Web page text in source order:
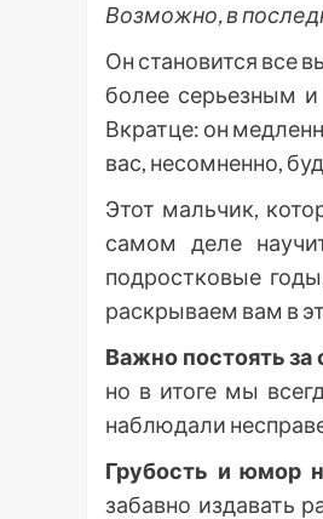
Возможно, в
Он становится все
более серьезным
Вкратце: он
вас, несомненно,
Этот мальчик,
самом деле
подростковые
раскрываем вам в
Важно постоять за
но в итоге мы
наблюдали
Грубость и юмор
забавно издавать